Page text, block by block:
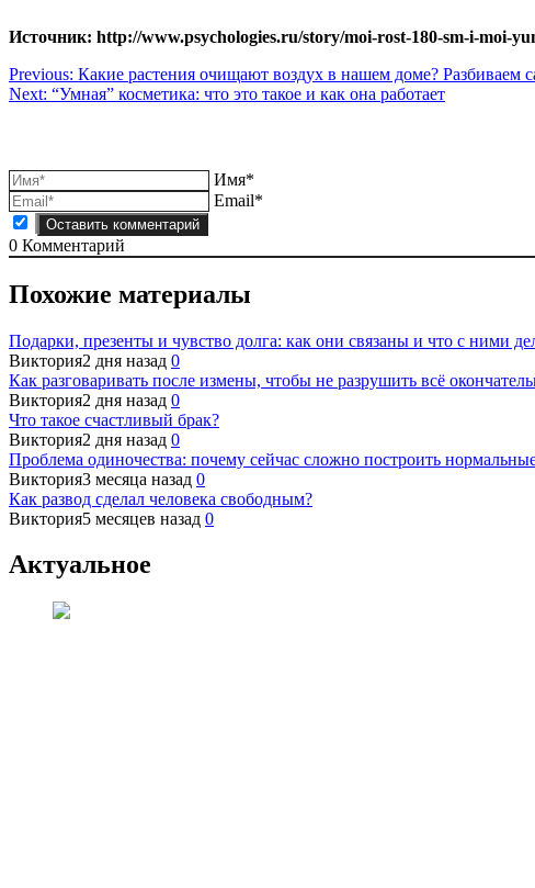
Источник: http://www.psychologies.ru/story/moi-rost-180-sm-i-moi-
Навигация
по
Previous: Какие растения очищают воздух в нашем доме?
Next: “Умная” косметика: что это такое и как она работает
Имя*
Email*
0 Комментарий
Похожие материалы
Подарки, презенты и чувство долга: как они связаны и что с ними
Виктория2 дня назад 0
Как разговаривать после измены, чтобы не разрушить всё
Виктория2 дня назад 0
Что такое счастливый брак?
Виктория2 дня назад 0
Проблема одиночества: почему сейчас сложно построить
Виктория3 месяца назад 0
Как развод сделал человека свободным?
Виктория5 месяцев назад 0
Актуальное